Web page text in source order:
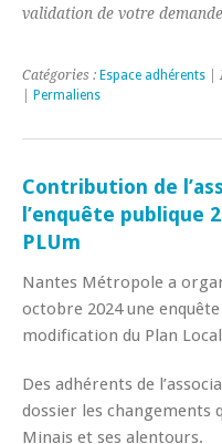
validation de votre
Catégories : Espace adhérents |
Permaliens
Contribution de
l’enquête publique
PLUm
Nantes Métropole a
octobre 2024 une
modification du Plan
Des adhérents de
dossier les changements
Minais et ses alentours.